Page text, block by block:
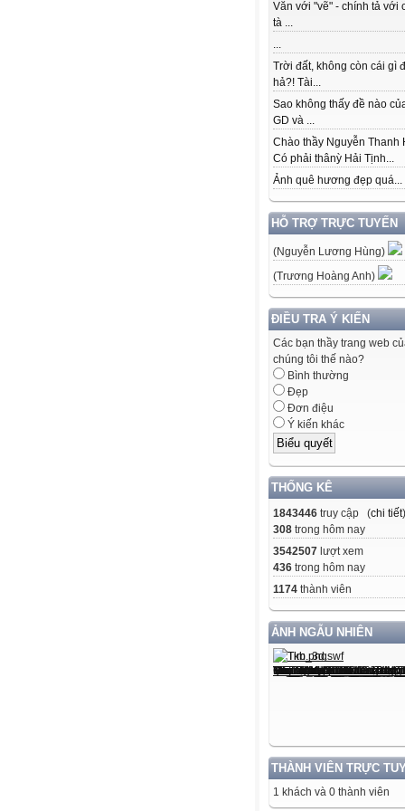
Văn với "vẽ" - chính tả với
tà ...
...
Trời đất, không còn cái gì
hả?! Tài...
Sao không thấy đề nào
GD và ...
Chào thầy Nguyễn Thanh
Có phải thânỳ Hải Tịnh...
Ảnh quê hương đẹp quá...
HỖ TRỢ TRỰC TUYẾN
(Nguyễn Lương Hùng)
(Trương Hoàng Anh)
ĐIỀU TRA Ý KIẾN
Các bạn thầy trang web
chúng tôi thế nào?
Bình thường
Đẹp
Đơn điệu
Ý kiến khác
THỐNG KÊ
1843446 truy cập (chi tiết)
308 trong hôm nay
3542507 lượt xem
436 trong hôm nay
1174 thành viên
ẢNH NGẪU NHIÊN
THÀNH VIÊN TRỰC
1 khách và 0 thành viên